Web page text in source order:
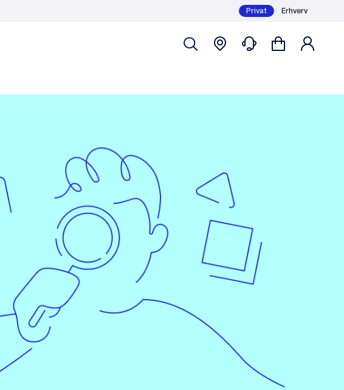
Privat Erhverv